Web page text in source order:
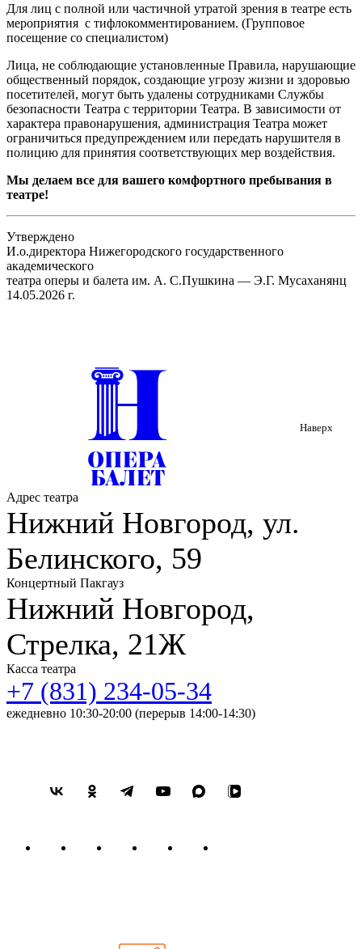
Для лиц с полной или частичной утратой зрения в театре есть
мероприятия с тифлокомментированием. (Групповое
посещение со специалистом)
Лица, не соблюдающие установленные Правила, нарушающие
общественный порядок, создающие угрозу жизни и здоровью
посетителей, могут быть удалены сотрудниками Службы
безопасности Театра с территории Театра. В зависимости от
характера правонарушения, администрация Театра может
ограничиться предупреждением или передать нарушителя в
полицию для принятия соответствующих мер воздействия.
Мы делаем все для вашего комфортного пребывания в
театре!
Утверждено
И.о.директора Нижегородского государственного
академического
театра оперы и балета им. А. С.Пушкина — Э.Г. Мусаханянц
14.05.2026 г.
Наверх
Адрес театра
Нижний Новгород, ул.
Белинского, 59
Концертный Пакгауз
Нижний Новгород,
Стрелка, 21Ж
Касса театра
+7 (831) 234-05-34
ежедневно 10:30-20:00 (перерыв 14:00-14:30)